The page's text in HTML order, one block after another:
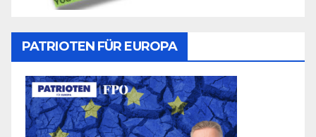
PATRIOTEN FÜR EUROPA